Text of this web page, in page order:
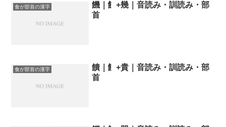
食が部首の漢字
饑｜飠+幾｜音読み・訓読み・部
首
食が部首の漢字
饋｜飠+貴｜音読み・訓読み・部
首